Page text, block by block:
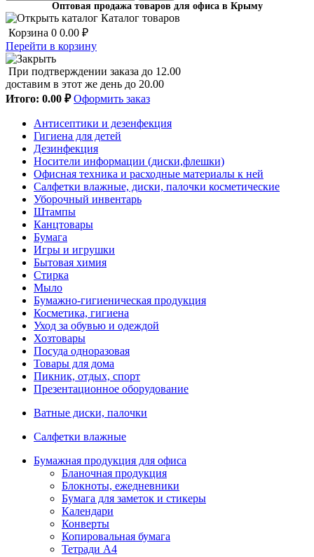
Оптовая продажа товаров для офиса в Крыму
Каталог товаров
Корзина 0 0.00 ₽
Перейти в корзину
При подтверждении заказа до 12.00
доставим в этот же день до 20.00
Итого: 0.00 ₽ Оформить заказ
Антисептики и дезенфекция
Гигиена для детей
Дезинфекция
Носители информации (диски,флешки)
Офисная техника и расходные материалы к ней
Салфетки влажные, диски, палочки косметические
Уборочный инвентарь
Штампы
Канцтовары
Бумага
Игры и игрушки
Бытовая химия
Стирка
Мыло
Бумажно-гигиеническая продукция
Косметика, гигиена
Уход за обувью и одеждой
Хозтовары
Посуда одноразовая
Товары для дома
Пикник, отдых, спорт
Презентационное оборудование
Ватные диски, палочки
Салфетки влажные
Бумажная продукция для офиса
Бланочная продукция
Блокноты, ежедневники
Бумага для заметок и стикеры
Календари
Конверты
Копировальная бумага
Тетради А4